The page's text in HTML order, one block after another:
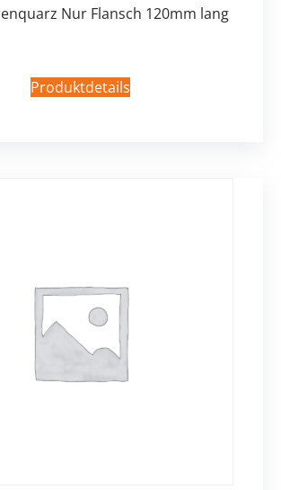
Nur Flansch 120mm lang
Produktdetails